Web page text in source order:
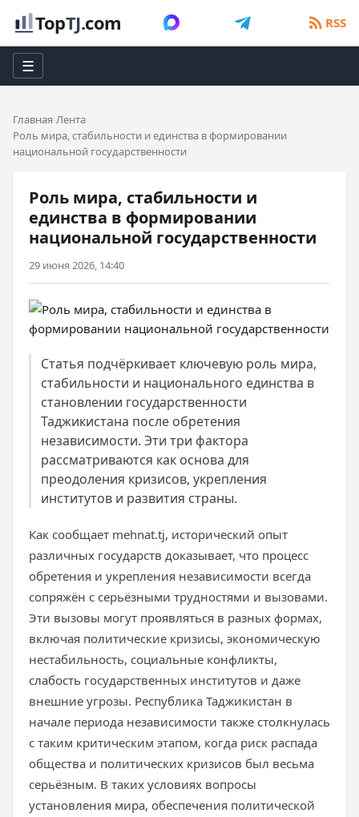
TopTJ.com RSS
☰
Главная Лента
Роль мира, стабильности и единства в формировании
национальной государственности
Роль мира, стабильности и
единства в формировании
национальной государственности
29 июня 2026, 14:40
Статья подчёркивает ключевую роль мира,
стабильности и национального единства в
становлении государственности
Таджикистана после обретения
независимости. Эти три фактора
рассматриваются как основа для
преодоления кризисов, укрепления
институтов и развития страны.
Как сообщает mehnat.tj, исторический опыт
различных государств доказывает, что процесс
обретения и укрепления независимости всегда
сопряжён с серьёзными трудностями и вызовами.
Эти вызовы могут проявляться в разных формах,
включая политические кризисы, экономическую
нестабильность, социальные конфликты,
слабость государственных институтов и даже
внешние угрозы. Республика Таджикистан в
начале периода независимости также столкнулась
с таким критическим этапом, когда риск распада
общества и политических кризисов был весьма
серьёзным. В таких условиях вопросы
установления мира, обеспечения политической